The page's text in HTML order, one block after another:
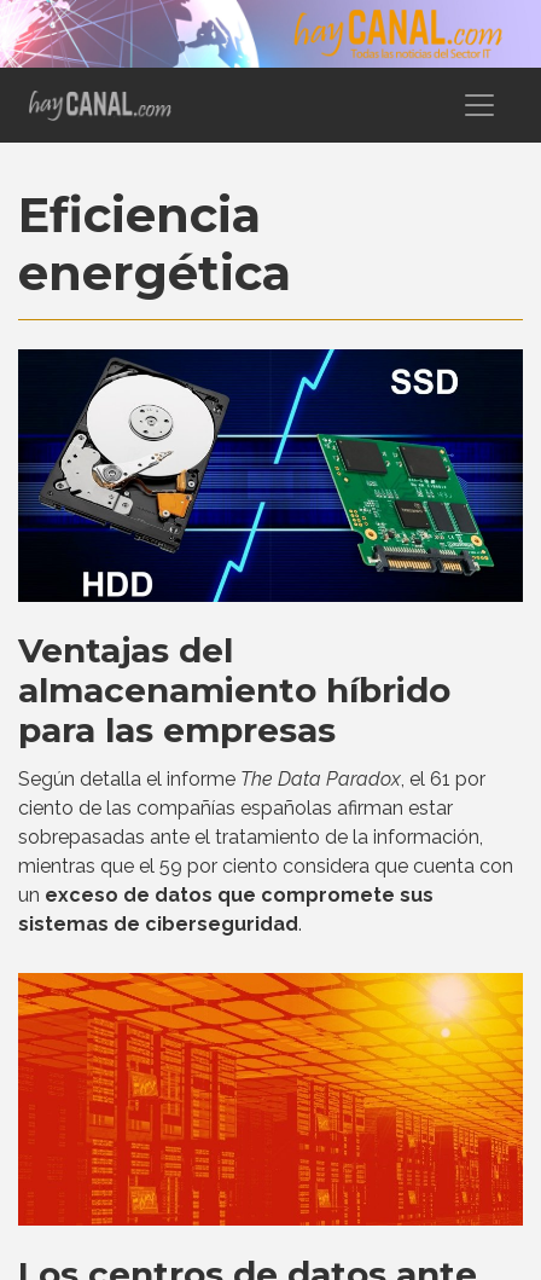
Eficiencia
energética
Ventajas del
almacenamiento híbrido
para las empresas
Según detalla el informe The Data Paradox, el 61 por
ciento de las compañías españolas afirman estar
sobrepasadas ante el tratamiento de la información,
mientras que el 59 por ciento considera que cuenta con
un exceso de datos que compromete sus
sistemas de ciberseguridad.